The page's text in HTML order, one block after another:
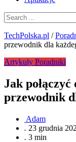
TechPolska.pl /
przewodnik dla
Artykuły Poradniki
Jak
przewodnik
Adam
. 23 grudnia
. 3 min